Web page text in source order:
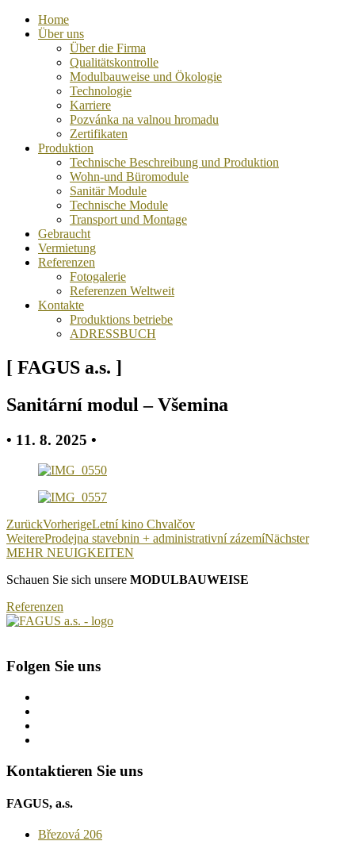
Home
Über uns
Über die Firma
Qualitätskontrolle
Modulbauweise und Ökologie
Technologie
Karriere
Pozvánka na valnou hromadu
Zertifikaten
Produktion
Technische Beschreibung und Produktion
Wohn-und Büromodule
Sanitär Module
Technische Module
Transport und Montage
Gebraucht
Vermietung
Referenzen
Fotogalerie
Referenzen Weltweit
Kontakte
Produktions betriebe
ADRESSBUCH
[ FAGUS a.s. ]
Sanitární modul – Všemina
• 11. 8. 2025 •
ZurückVorherigeLetní kino Chvalčov
WeitereProdejna stavebnin + administrativní zázemíNächster
MEHR NEUIGKEITEN
Schauen Sie sich unsere MODULBAUWEISE
Referenzen
Folgen Sie uns
Kontaktieren Sie uns
FAGUS, a.s.
Březová 206